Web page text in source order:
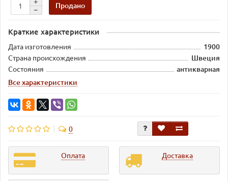
Продано
Краткие характеристики
Дата изготовления
1900
Страна происхождения
Швеция
Состояния
антикварная
Все характеристики
0
Оплата Доставка